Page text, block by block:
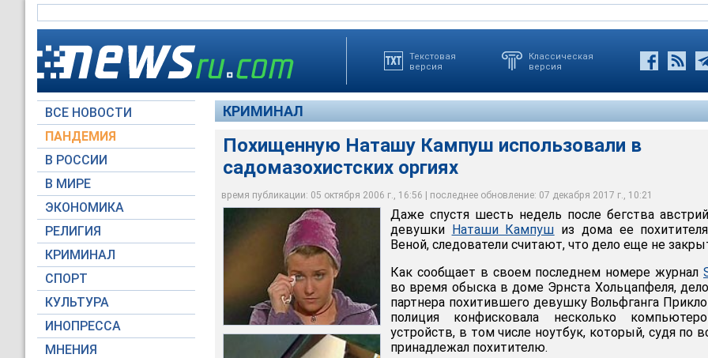
Текстовая
версия
Классическая
версия
ВСЕ НОВОСТИ
ПАНДЕМИЯ
В РОССИИ
В МИРЕ
ЭКОНОМИКА
РЕЛИГИЯ
КРИМИНАЛ
СПОРТ
КУЛЬТУРА
ИНОПРЕССА
МНЕНИЯ
КРИМИНАЛ
Похищенную Наташу Кампуш использовали в
садомазохистских оргиях
время публикации: 05 октября 2006 г., 16:56 | последнее обновление: 07 декабря 2017 г., 10:21
Даже спустя шесть недель после бегства австрийской девушки Наташи Кампуш из
дома ее похитителя под Веной, следователи считают, что дело еще не закрыто
Предположительно Приклопил снимал свою жертву во время жестоких
садомазохистских оргий, чтобы заработать на продаже этого видео
Есть данные, указывающие на то, что покончивший с собой Приклопил был
садомазохистом. Предполагается, что он заставлял Наташу принимать участие в
своих оргиях. По информации журнала, это происходило вне дома Приклопила
Даже спустя шесть недель после бегства
девушки Наташи Кампуш из дома ее
Веной, следователи считают, что дело еще не
Как сообщает в своем последнем номере журнал
во время обыска в доме Эрнста Хольцапфеля,
партнера похитившего девушку Вольфганга
полиция конфисковала несколько
устройств, в том числе ноутбук, который, судя по
принадлежал похитителю.